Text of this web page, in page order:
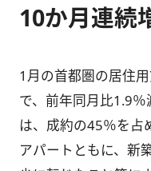
10か月連続
1月の首都圏の居住
で、前年同月比1.9
は、成約の45％を占
アパートともに、新